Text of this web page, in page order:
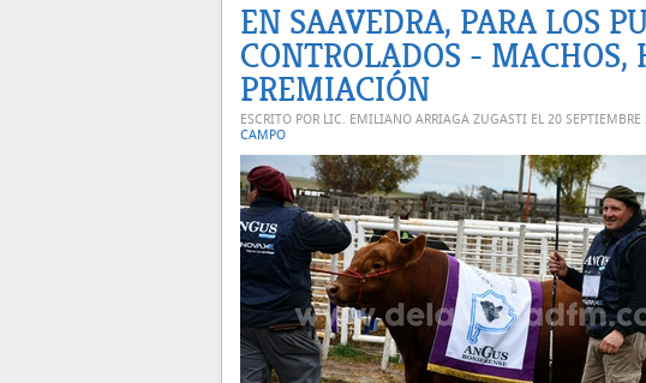
EN SAAVEDRA, PARA LOS
CONTROLADOS - MACHOS,
PREMIACIÓN
ESCRITO POR LIC. EMILIANO ARRIAGA ZUGASTI EL 20 SEPTIEMBRE
CAMPO